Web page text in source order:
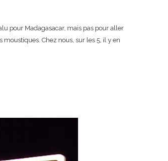
pour Madagasacar, mais pas pour aller
moustiques. Chez nous, sur les 5, il y en